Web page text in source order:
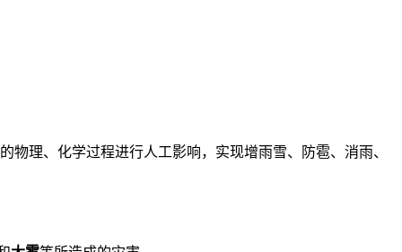
理、化学过程进行人工影响，实现增雨雪、防雹、消雨、